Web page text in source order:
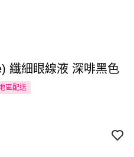
纖細眼線液 深啡黑色
區配送